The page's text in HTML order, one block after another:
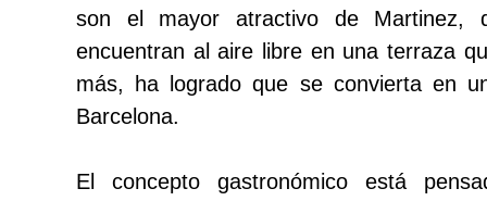
son el mayor atractivo de Martinez,
encuentran al aire libre en una terraza
más, ha logrado que se convierta en
Barcelona.
El concepto gastronómico está